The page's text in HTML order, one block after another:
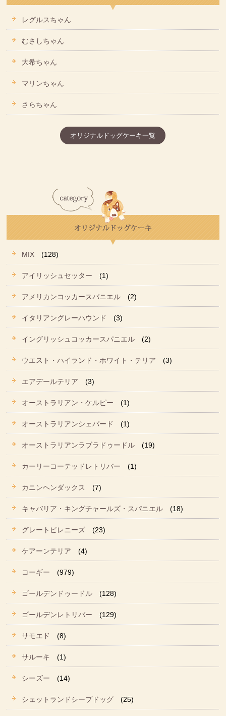
レグルスちゃん
むさしちゃん
大希ちゃん
マリンちゃん
さらちゃん
オリジナルドッグケーキ一覧
MIX (128)
アイリッシュセッター (1)
アメリカンコッカースパニエル (2)
イタリアングレーハウンド (3)
イングリッシュコッカースパニエル (2)
ウエスト・ハイランド・ホワイト・テリア (3)
エアデールテリア (3)
オーストラリアン・ケルピー (1)
オーストラリアンシェパード (1)
オーストラリアンラブラドゥードル (19)
カーリーコーテッドレトリバー (1)
カニンヘンダックス (7)
キャバリア・キングチャールズ・スパニエル (18)
グレートピレニーズ (23)
ケアーンテリア (4)
コーギー (979)
ゴールデンドゥードル (128)
ゴールデンレトリバー (129)
サモエド (8)
サルーキ (1)
シーズー (14)
シェットランドシープドッグ (25)